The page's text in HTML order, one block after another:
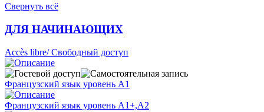
Свернуть всё
ДЛЯ НАЧИНАЮЩИХ
Accès libre/ Свободный доступ
Французский язык уровень А1
Французский язык уровень А1+,А2